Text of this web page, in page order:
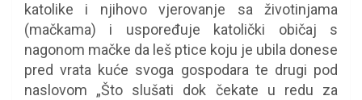
katolike i njihovo vjerovanje sa životinjama
(mačkama) i uspoređuje katolički običaj s
nagonom mačke da leš ptice koju je ubila donese
pred vrata kuće svoga gospodara te drugi pod
naslovom „Što slušati dok čekate u redu za